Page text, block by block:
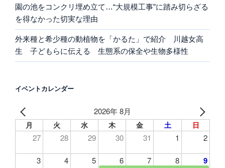
園の池をコンクリ埋め立て…“大規模工事”に踏み切らざる
を得なかった切実な理由
外来種と希少種の動植物を「かるた」で紹介 川越女高
生 子どもらに伝える 生態系の保全や生物多様性
イベントカレンダー
2026年 8月
月 火 水 木 金 土 日
27 28 29 30 31 1 2
3 4 5 6 7 8 9